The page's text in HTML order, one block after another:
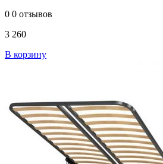
0 0 отзывов
3 260
В корзину